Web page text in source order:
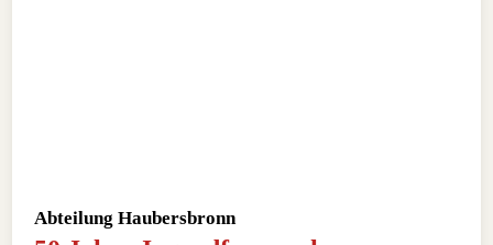
Abteilung Haubersbronn